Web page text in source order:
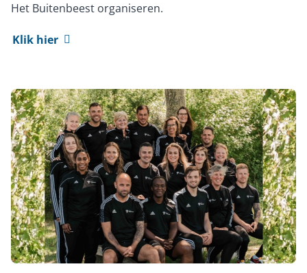
Het Buitenbeest organiseren.
Klik hier